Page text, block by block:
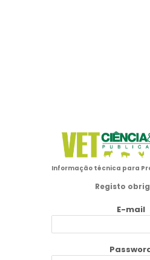
Informação técnica para
Registo
E-mail